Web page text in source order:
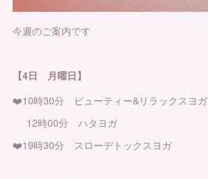
今週のご案内です
【4日 月曜日】
❤️10時30分 ビューティー&リラックスヨガ
12時00分 ハタヨガ
❤️19時30分 スローデトックスヨガ